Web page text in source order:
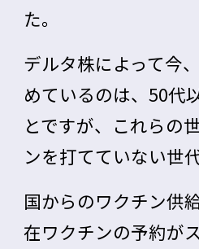
た。
デルタ株によって今
めているのは、50代
とですが、これらの
ンを打てていない世
国からのワクチン供
在ワクチンの予約が